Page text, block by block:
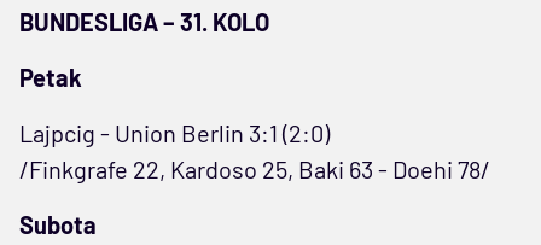
BUNDESLIGA – 31. KOLO
Petak
Lajpcig - Union Berlin 3:1 (2:0)
/Finkgrafe 22, Kardoso 25, Baki 63 - Doehi 78/
Subota